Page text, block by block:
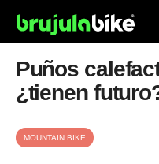
Puños
¿tienen
MOUNTAIN BIKE